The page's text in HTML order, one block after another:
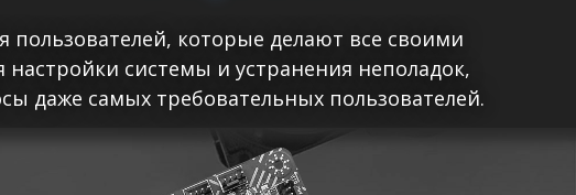
которые делают все своими
системы и устранения неполадок,
даже самых требовательных пользователей.